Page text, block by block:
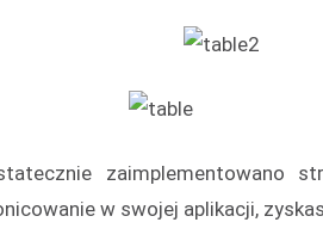
zaimplementowano
w swojej aplikacji,